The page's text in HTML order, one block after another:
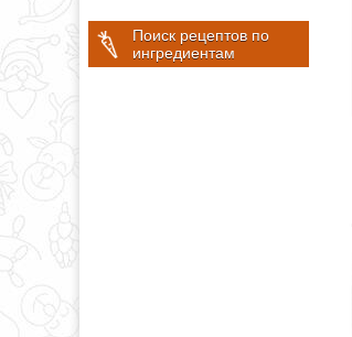
Поиск рецептов по
ингредиентам